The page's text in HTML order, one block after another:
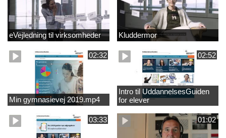
eVejledning til virksomheder Kluddermor
02:32
Min gymnasievej 2019.mp4
02:52
Intro til UddannelsesGuiden
for elever
03:33 01:02